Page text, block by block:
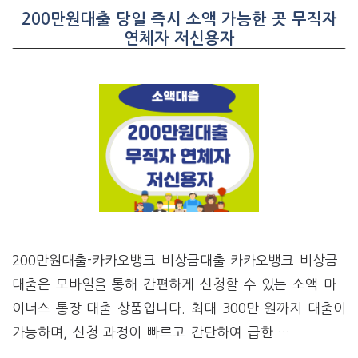
200만원대출 당일 즉시 소액 가능한 곳 무직자
연체자 저신용자
200만원대출-카카오뱅크 비상금대출 카카오뱅크 비상금
대출은 모바일을 통해 간편하게 신청할 수 있는 소액 마
이너스 통장 대출 상품입니다. 최대 300만 원까지 대출이
가능하며, 신청 과정이 빠르고 간단하여 급한 …